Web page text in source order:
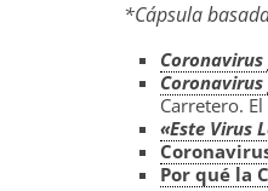
*Cápsula
Coronavirus
Carretero. El
«Este Virus
Por qué la